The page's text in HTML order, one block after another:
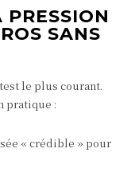
PRESSION
SANS
le plus courant.
pratique :
« crédible » pour